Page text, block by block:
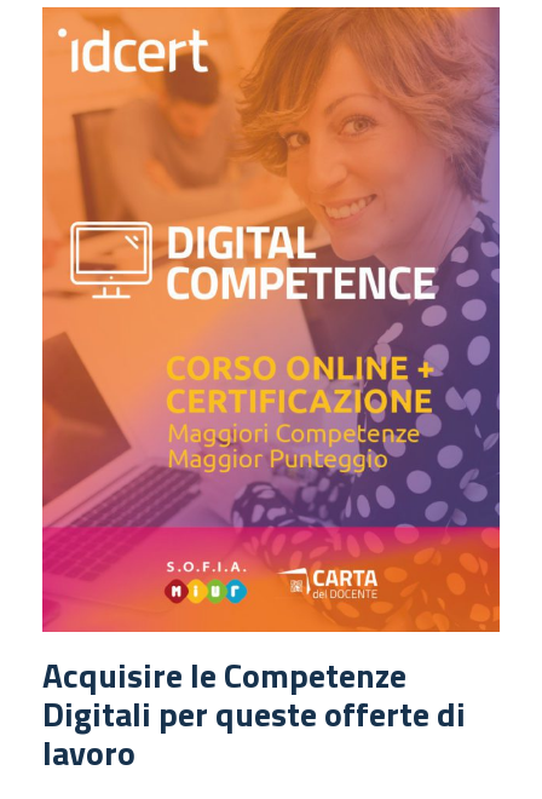
Acquisire le Competenze
Digitali per queste offerte di
lavoro